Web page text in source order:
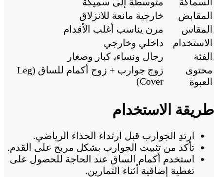
المقابض
خارجية مانعة للانزلاق
المقاس
مرن يناسب أغلب الأقدام
الاستخدام
داخلي وخارجي
الفئة
رجال ونساء، كبار وصغار
محتوى
العبوة
زوج جوارب + زوج أكمام للساق (Leg
Cover)
طريقة الاستخدام
ارتدِ الجوارب قبل ارتداء الحذاء الرياضي.
تأكد من تثبيت الجوارب بشكل مريح على القدم.
استخدم أكمام الساق عند الحاجة للحصول على
تغطية إضافية أثناء التمارين.